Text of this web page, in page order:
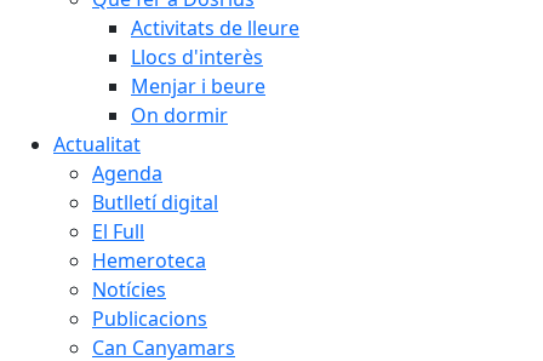
Activitats de lleure
Llocs d'interès
Menjar i beure
On dormir
Actualitat
Agenda
Butlletí digital
El Full
Hemeroteca
Notícies
Publicacions
Can Canyamars